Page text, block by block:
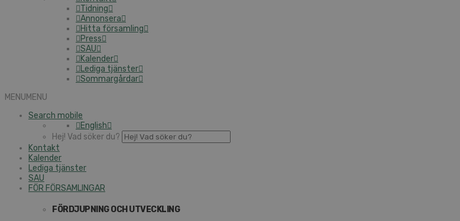
Tidning
Annonsera
Hitta församling
Press
SAU
Kalender
Lediga tjänster
Sommargårdar
MENUMENU
Search mobile
English
Hej! Vad söker du?
Kontakt
Kalender
Lediga tjänster
SAU
FÖR FÖRSAMLINGAR
FÖRDJUPNING OCH UTVECKLING